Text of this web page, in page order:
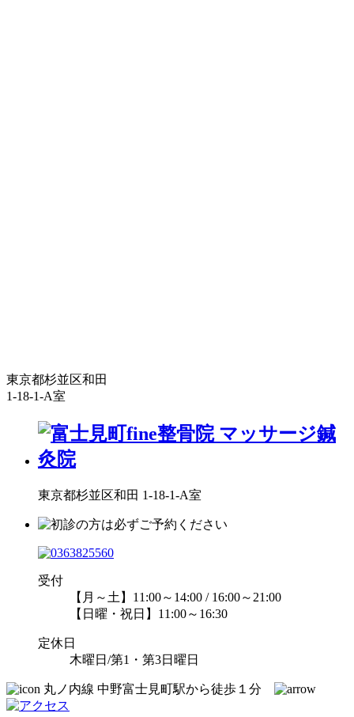
東京都杉並区和田
1-18-1-A室
東京都杉並区和田 1-18-1-A室
受付
【月～土】11:00～14:00 / 16:00～21:00
【日曜・祝日】11:00～16:30
定休日
木曜日/第1・第3日曜日
丸ノ内線 中野富士見町駅から徒歩１分